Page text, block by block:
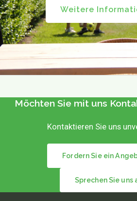
Weitere
Möchten Sie mit uns
Kontaktieren Sie uns
Fordern Sie ein
Sprechen Sie uns